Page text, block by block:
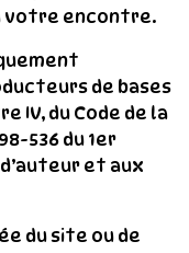
votre encontre.
de bases
IV, du Code de la
536 du 1er
et aux
du site ou de